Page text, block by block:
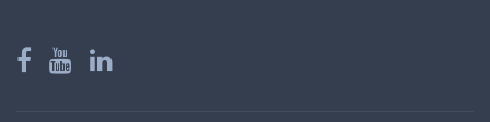
Facebook
YouTube
LinkedIn